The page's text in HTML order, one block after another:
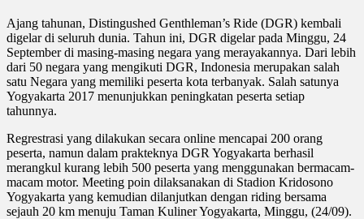
Ajang tahunan, Distingushed Genthleman’s Ride (DGR) kembali
digelar di seluruh dunia. Tahun ini, DGR digelar pada Minggu, 24
September di masing-masing negara yang merayakannya. Dari lebih
dari 50 negara yang mengikuti DGR, Indonesia merupakan salah
satu Negara yang memiliki peserta kota terbanyak. Salah satunya
Yogyakarta 2017 menunjukkan peningkatan peserta setiap
tahunnya.
Regrestrasi yang dilakukan secara online mencapai 200 orang
peserta, namun dalam prakteknya DGR Yogyakarta berhasil
merangkul kurang lebih 500 peserta yang menggunakan bermacam-
macam motor. Meeting poin dilaksanakan di Stadion Kridosono
Yogyakarta yang kemudian dilanjutkan dengan riding bersama
sejauh 20 km menuju Taman Kuliner Yogyakarta, Minggu, (24/09).